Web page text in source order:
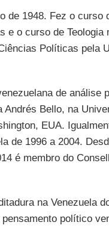
de 1948. Fez o curso
e o curso de Teologia
Políticas pela
de análise
Bello, na
EUA.
de 1996 a 2004.
é membro do
na Venezuela
político